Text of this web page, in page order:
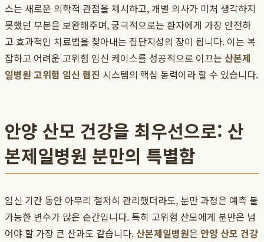
스는 새로운 의학적 관점을 제시하고, 개별 의사가 미처 생각하지
못했던 부분을 보완해주며, 궁극적으로는 환자에게 가장 안전하
고 효과적인 치료법을 찾아내는 집단지성의 장이 됩니다. 이는 복
잡하고 어려운 고위험 임신 케이스를 성공적으로 이끄는 산본제
일병원 고위험 임신 협진 시스템의 핵심 동력이라 할 수 있습니다.
안양 산모 건강을 최우선으로: 산
본제일병원 분만의 특별함
임신 기간 동안 아무리 철저히 관리했더라도, 분만 과정은 예측 불
가능한 변수가 많은 순간입니다. 특히 고위험 산모에게 분만은 넘
어야 할 가장 큰 산과도 같습니다. 산본제일병원은 안양 산모 건강